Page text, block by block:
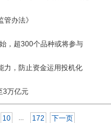
办法》
，超300个品种或将参与
力，防止资金运用投机化
3万亿元
10 ... 172 下一页